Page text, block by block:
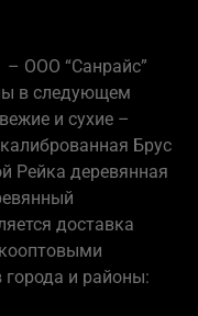
– ООО “Санрайс”
в следующем
и сухие –
Брус
Рейка деревянная
доставка
города и районы: